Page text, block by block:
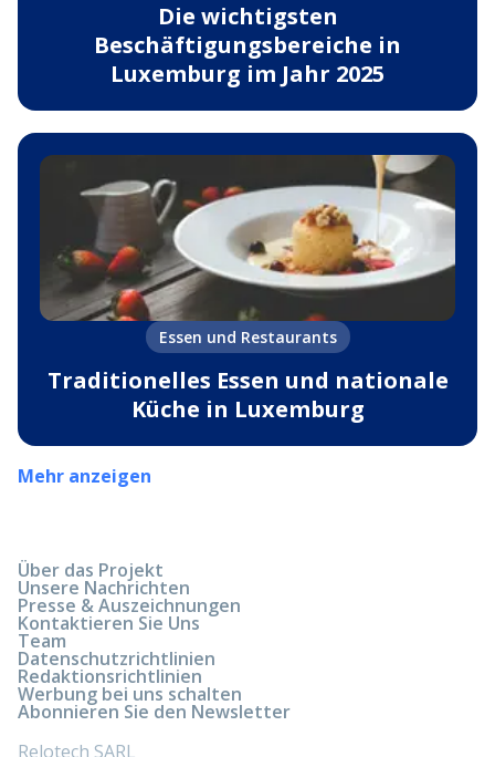
Die wichtigsten
Beschäftigungsbereiche in
Luxemburg im Jahr 2025
Essen und Restaurants
Traditionelles Essen und nationale
Küche in Luxemburg
Mehr anzeigen
Über das Projekt
Unsere Nachrichten
Presse & Auszeichnungen
Kontaktieren Sie Uns
Team
Datenschutzrichtlinien
Redaktionsrichtlinien
Werbung bei uns schalten
Abonnieren Sie den Newsletter
Relotech SARL